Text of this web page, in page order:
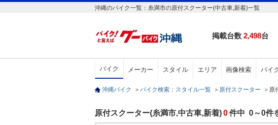
沖縄のバイク一覧：糸満市の原付スクーター(中古車,新着)一覧
掲載台数 2,498台
バイク メーカー スタイル エリア 画像検索 バイ
沖縄バイク ＞ バイク検索：スタイル一覧 ＞ 原付スクーター ＞ 原
原付スクーター(糸満市,中古車,新着)0件中 0～0件